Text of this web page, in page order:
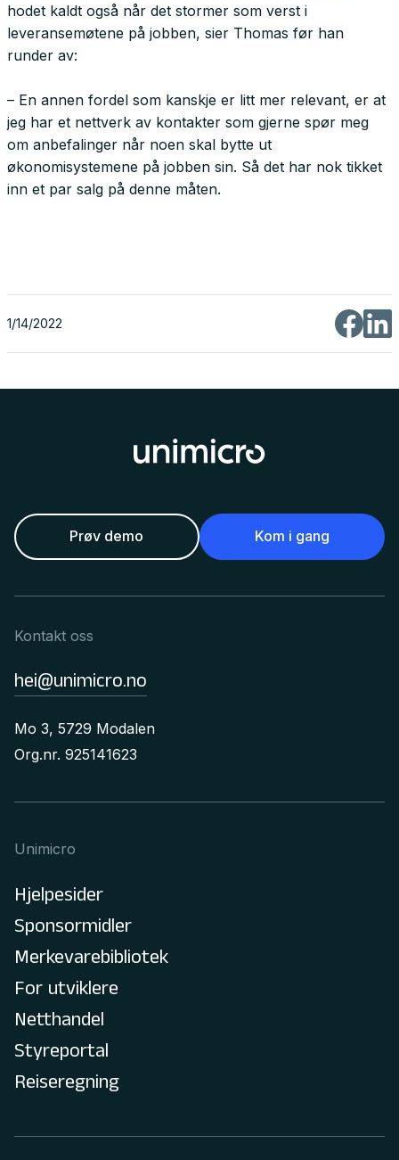
hodet kaldt også når det stormer som verst i
leveransemøtene på jobben, sier Thomas før han
runder av:
– En annen fordel som kanskje er litt mer relevant, er at
jeg har et nettverk av kontakter som gjerne spør meg
om anbefalinger når noen skal bytte ut
økonomisystemene på jobben sin. Så det har nok tikket
inn et par salg på denne måten.
1/14/2022
Prøv demo Kom i gang
Kontakt oss
hei@unimicro.no
Mo 3, 5729 Modalen
Org.nr. 925141623
Unimicro
Hjelpesider
Sponsormidler
Merkevarebibliotek
For utviklere
Netthandel
Styreportal
Reiseregning